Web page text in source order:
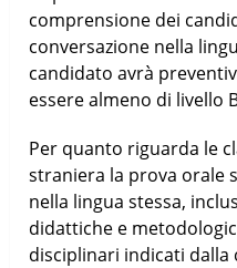
comprensione dei
conversazione nella
candidato avrà
essere almeno di livello
Per quanto riguarda le
straniera la prova orale
nella lingua stessa,
didattiche e
disciplinari indicati dalla